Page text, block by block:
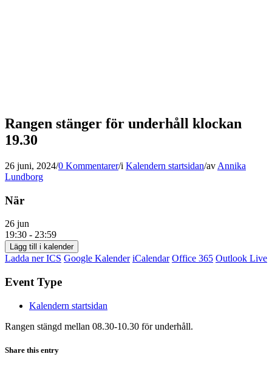
Rangen stänger för underhåll klockan
19.30
26 juni, 2024/0 Kommentarer/i Kalendern startsidan/av Annika
Lundborg
När
26 jun
19:30 - 23:59
Lägg till i kalender
Ladda ner ICS Google Kalender iCalendar Office 365 Outlook Live
Event Type
Kalendern startsidan
Rangen stängd mellan 08.30-10.30 för underhåll.
Share this entry